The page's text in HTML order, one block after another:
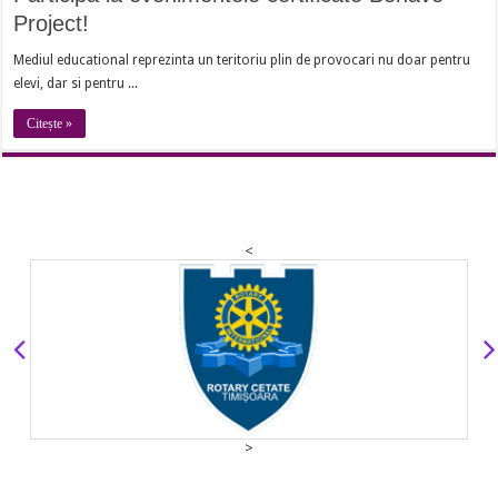
Project!
Mediul educational reprezinta un teritoriu plin de provocari nu doar pentru
elevi, dar si pentru ...
Citește »
<
>